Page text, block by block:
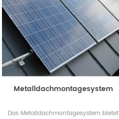
Metalldachmontagesystem
Das Metalldachmontagesystem bietet